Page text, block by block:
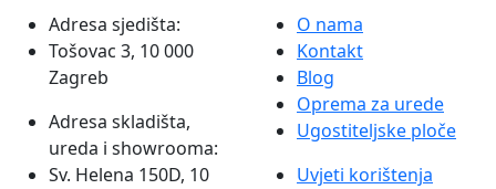
Adresa sjedišta:
Tošovac 3, 10 000
Zagreb
Adresa skladišta,
ureda i showrooma:
Sv. Helena 150D, 10
O nama
Kontakt
Blog
Oprema za urede
Ugostiteljske ploče
Uvjeti korištenja